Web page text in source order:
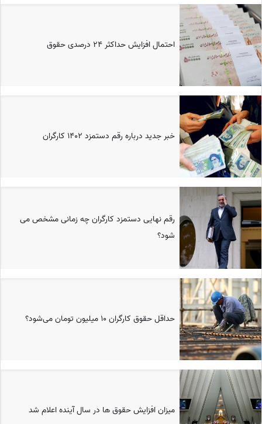
احتمال افزایش حداکثر 24 درصدی حقوق
خبر جدید درباره رقم دستمزد 1402 کارگران
رقم نهایی دستمزد کارگران چه زمانی مشخص می
شود؟
حداقل حقوق کارگران 10 میلیون تومان می‌شود؟
میزان افزایش حقوق ها در سال آینده اعلام شد